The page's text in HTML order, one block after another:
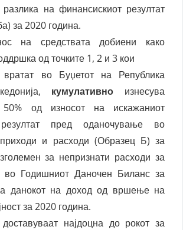
на финансискиот резултат
за 2020 година.
на средствата добиени како
од точките 1, 2 и 3 кои
во Буџетот на Република
кумулативно изнесува
50% од износот на искажаниот
пред оданочување во
и расходи (ОбразецБ) за
за непризнати расходи за
во Годишниот Даночен Биланс за
данокот на доход од вршење на
за 2020 година.
најдоцна до рокот за